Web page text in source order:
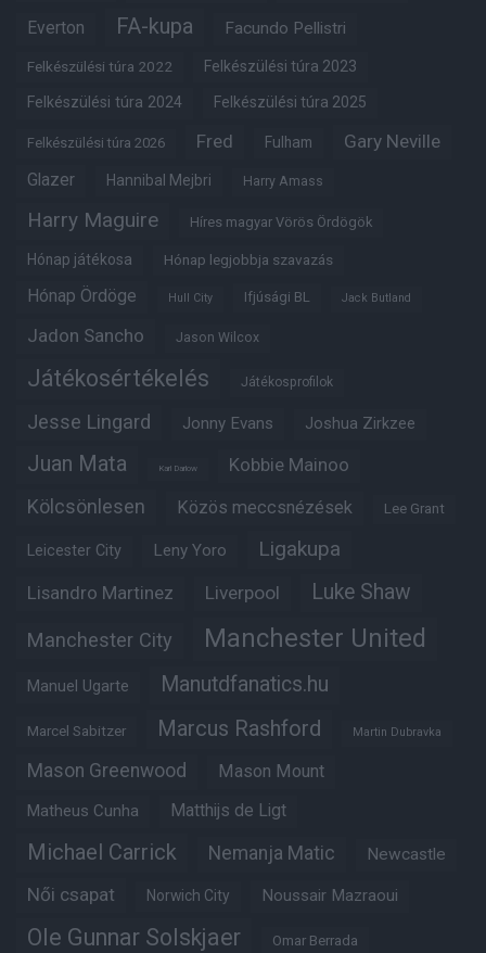
Everton FA-kupa Facundo Pellistri
Felkészülési túra 2022 Felkészülési túra 2023
Felkészülési túra 2024 Felkészülési túra 2025
Felkészülési túra 2026 Fred Fulham Gary Neville
Glazer Hannibal Mejbri Harry Amass
Harry Maguire Híres magyar Vörös Ördögök
Hónap játékosa Hónap legjobbja szavazás
Hónap Ördöge Hull City Ifjúsági BL Jack Butland
Jadon Sancho Jason Wilcox
Játékosértékelés Játékosprofilok
Jesse Lingard Jonny Evans Joshua Zirkzee
Juan Mata Karl Darlow Kobbie Mainoo
Kölcsönlesen Közös meccsnézések Lee Grant
Leicester City Leny Yoro Ligakupa
Lisandro Martinez Liverpool Luke Shaw
Manchester City Manchester United
Manuel Ugarte Manutdfanatics.hu
Marcel Sabitzer Marcus Rashford Martin Dubravka
Mason Greenwood Mason Mount
Matheus Cunha Matthijs de Ligt
Michael Carrick Nemanja Matic Newcastle
Női csapat Norwich City Noussair Mazraoui
Ole Gunnar Solskjaer Omar Berrada